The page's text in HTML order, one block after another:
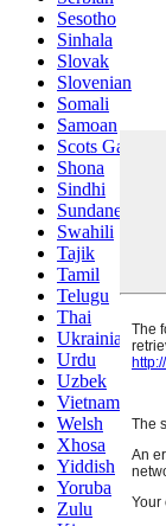
Sesotho
Sinhala
Slovak
Slovenian
Somali
Samoan
Scots Gaelic
Shona
Sindhi
Sundanese
Swahili
Tajik
Tamil
Telugu
Thai
Ukrainian
Urdu
Uzbek
Vietnamese
Welsh
Xhosa
Yiddish
Yoruba
Zulu